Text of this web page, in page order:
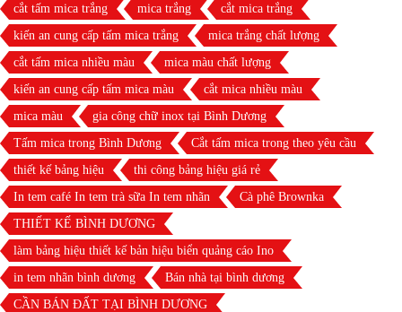
cắt tấm mica trắng
mica trắng
cắt mica trắng
kiến an cung cấp tấm mica trắng
mica trắng chất lượng
cắt tấm mica nhiều màu
mica màu chất lượng
kiến an cung cấp tấm mica màu
cắt mica nhiều màu
mica màu
gia công chữ inox tại Bình Dương
Tấm mica trong Bình Dương
Cắt tấm mica trong theo yêu cầu
thiết kế bảng hiệu
thi công bảng hiệu giá rẻ
In tem café In tem trà sữa In tem nhãn
Cà phê Brownka
THIẾT KẾ BÌNH DƯƠNG
làm bảng hiệu thiết kế bản hiệu biển quảng cáo Ino
in tem nhãn bình dương
Bán nhà tại bình dương
CẦN BÁN ĐẤT TẠI BÌNH DƯƠNG